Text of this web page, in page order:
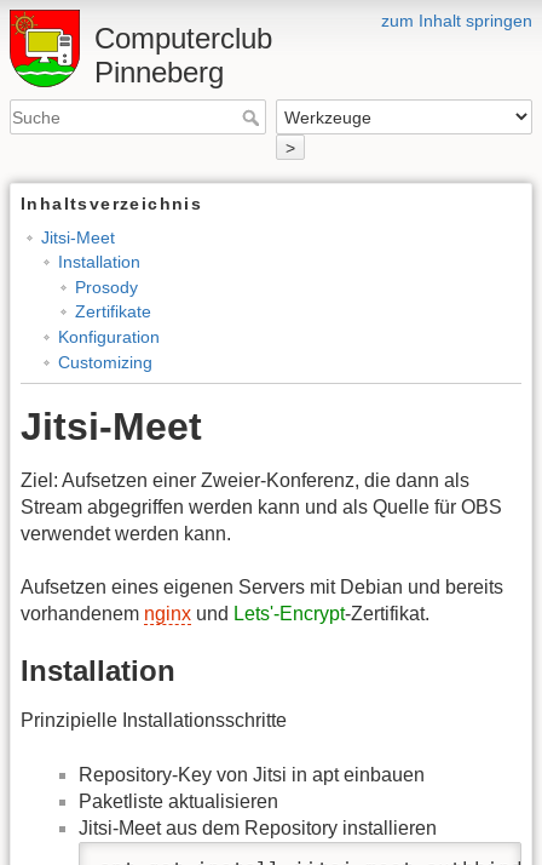
zum Inhalt springen
Computerclub
Pinneberg
>
Inhaltsverzeichnis
Jitsi-Meet
Installation
Prosody
Zertifikate
Konfiguration
Customizing
Jitsi-Meet
Ziel: Aufsetzen einer Zweier-Konferenz, die dann als
Stream abgegriffen werden kann und als Quelle für OBS
verwendet werden kann.
Aufsetzen eines eigenen Servers mit Debian und bereits
vorhandenem nginx und Lets'-Encrypt-Zertifikat.
Installation
Prinzipielle Installationsschritte
Repository-Key von Jitsi in apt einbauen
Paketliste aktualisieren
Jitsi-Meet aus dem Repository installieren